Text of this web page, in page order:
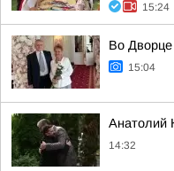
15:24
Во
15:04
Анатолий
14:32